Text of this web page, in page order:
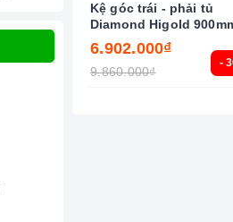
-
Kệ góc trái - phải tủ
Diamond Higold
6.902.000₫
9.860.000₫